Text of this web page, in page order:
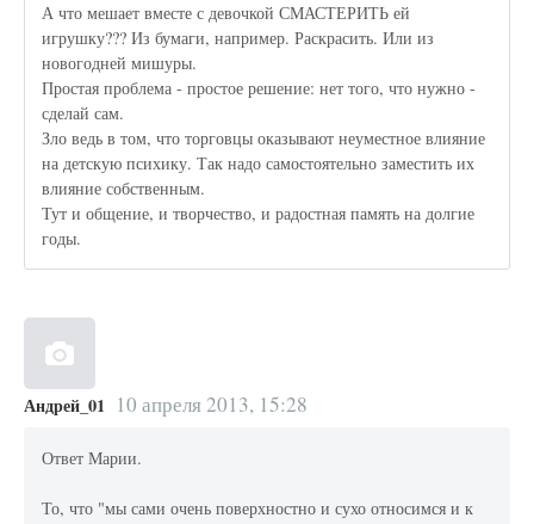
А что мешает вместе с девочкой СМАСТЕРИТЬ ей
игрушку??? Из бумаги, например. Раскрасить. Или из
новогодней мишуры.
Простая проблема - простое решение: нет того, что нужно -
сделай сам.
Зло ведь в том, что торговцы оказывают неуместное влияние
на детскую психику. Так надо самостоятельно заместить их
влияние собственным.
Тут и общение, и творчество, и радостная память на долгие
годы.
Андрей_01 10 апреля 2013, 15:28
Ответ Марии.
То, что "мы сами очень поверхностно и сухо относимся и к